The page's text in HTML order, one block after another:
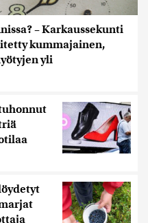
– Karkaussekunti
kummajainen,
yli